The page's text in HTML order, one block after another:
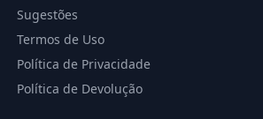
Sugestões
Termos de Uso
Política de Privacidade
Política de Devolução